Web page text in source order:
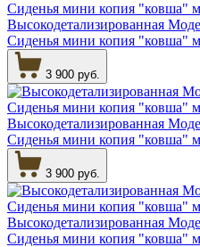
Высокодетализированная
Сиденья мини копия "ковша"
3 900 руб.
Высокодетализированная
Сиденья мини копия "ковша"
3 900 руб.
Высокодетализированная
Сиденья мини копия "ковша"